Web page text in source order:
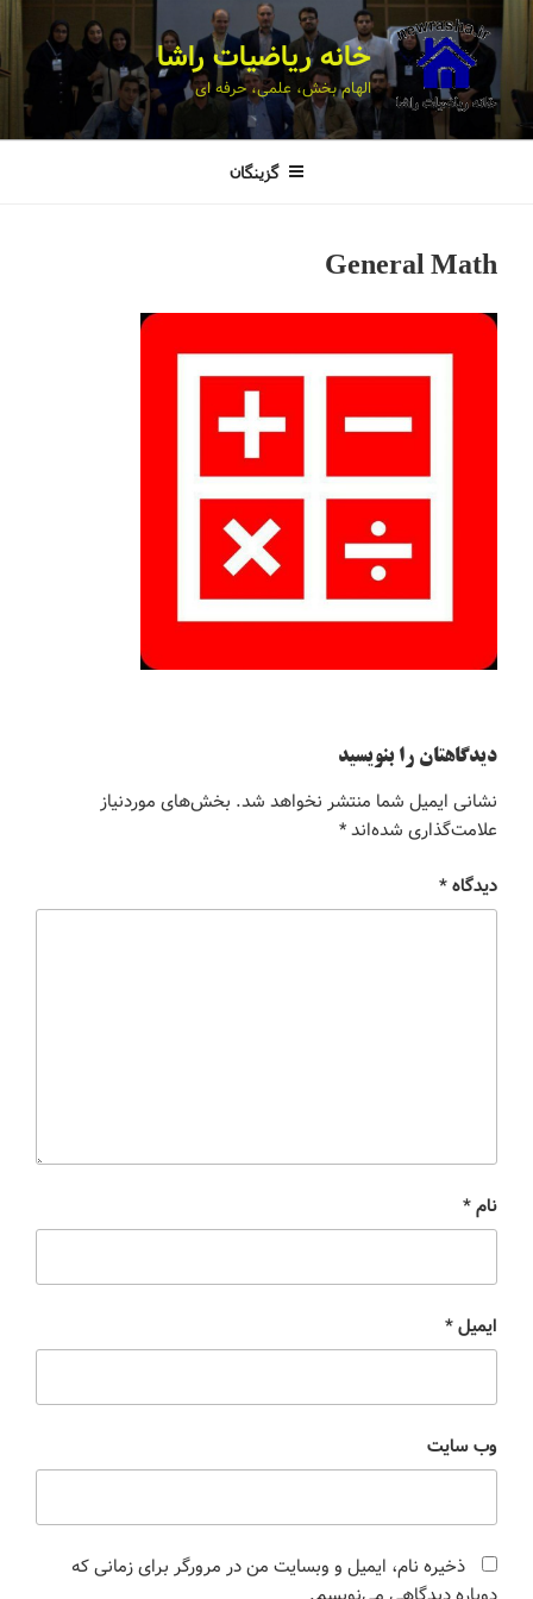
خانه ریاضیات راشا
الهام بخش، علمی، حرفه ای
گزینگان
General Math
دیدگاهتان را بنویسید
نشانی ایمیل شما منتشر نخواهد شد. بخش‌های موردنیاز
علامت‌گذاری شده‌اند*
دیدگاه*
نام*
ایمیل*
وب‌ سایت
ذخیره نام، ایمیل و وبسایت من در مرورگر برای زمانی که